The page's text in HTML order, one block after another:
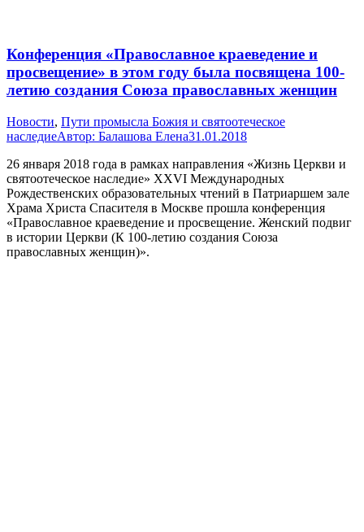
Конференция «Православное краеведение и
просвещение» в этом году была посвящена 100-
летию создания Союза православных женщин
Новости, Пути промысла Божия и святоотеческое
наследиеАвтор: Балашова Елена31.01.2018
26 января 2018 года в рамках направления «Жизнь Церкви и
святоотеческое наследие» XXVI Международных
Рождественских образовательных чтений в Патриаршем зале
Храма Христа Спасителя в Москве прошла конференция
«Православное краеведение и просвещение. Женский подвиг
в истории Церкви (К 100-летию создания Союза
православных женщин)».